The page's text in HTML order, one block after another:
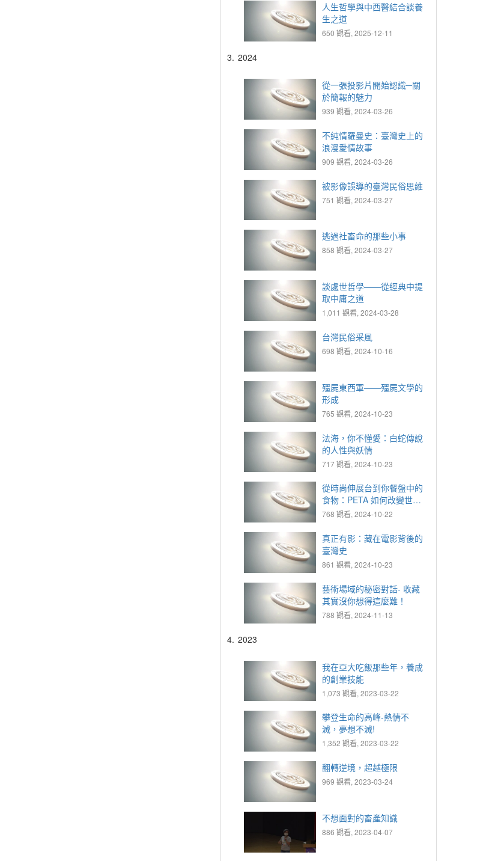
人生哲學與中西醫結合談養
生之道
650 觀看, 2025-12-11
3. 2024
從一張投影片開始認識─關
於簡報的魅力
939 觀看, 2024-03-26
不純情羅曼史：臺灣史上的
浪漫愛情故事
909 觀看, 2024-03-26
被影像誤導的臺灣民俗思維
751 觀看, 2024-03-27
逃過社畜命的那些小事
858 觀看, 2024-03-27
談處世哲學——從經典中提
取中庸之道
1,011 觀看, 2024-03-28
台灣民俗采風
698 觀看, 2024-10-16
殭屍東西軍——殭屍文學的
形成
765 觀看, 2024-10-23
法海，你不懂愛：白蛇傳說
的人性與妖情
717 觀看, 2024-10-23
從時尚伸展台到你餐盤中的
食物：PETA 如何改變世
界！
768 觀看, 2024-10-22
真正有影：藏在電影背後的
臺灣史
861 觀看, 2024-10-23
藝術場域的秘密對話- 收藏
其實沒你想得這麼難！
788 觀看, 2024-11-13
4. 2023
我在亞大吃飯那些年，養成
的創業技能
1,073 觀看, 2023-03-22
攀登生命的高峰-熱情不
滅，夢想不滅!
1,352 觀看, 2023-03-22
翻轉逆境，超越極限
969 觀看, 2023-03-24
不想面對的畜產知識
886 觀看, 2023-04-07